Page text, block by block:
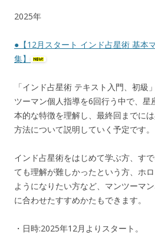
2025年
●【12月スタート インド占星術 基本
集】
「インド占星術 テキスト入門、初級
ツーマン個人指導を6回行う中で、
本的な特徴を理解し、最終回までに
方法について説明していく予定です。
インド占星術をはじめて学ぶ方、す
ても理解が難しかったという方、ホ
ようになりたい方など、マンツーマ
に合わせたすすめかたもできます。
・日時:2025年12月よりスタート。